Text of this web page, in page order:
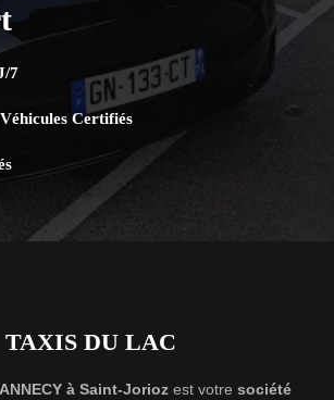
7
Certifiés
TAXIS DU LAC
à Saint-Joriozest votre société